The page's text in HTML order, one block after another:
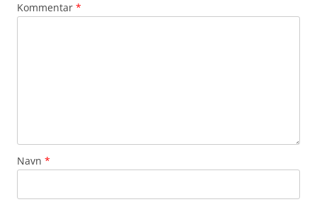
Kommentar *
Navn *